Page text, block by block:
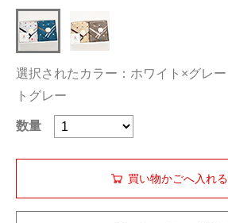
選択されたカラー：ホワイト×グレ
トグレー
数量